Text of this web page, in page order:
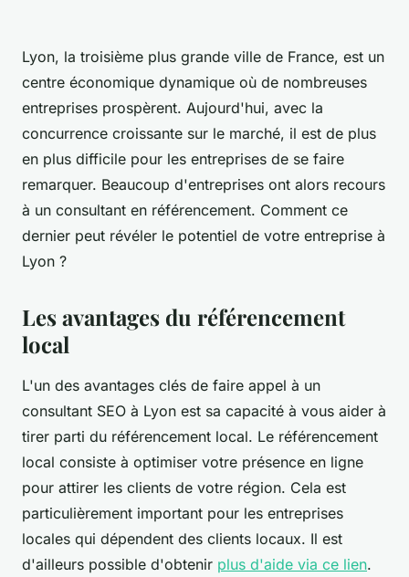
Lyon, la troisième plus grande ville de France, est un
centre économique dynamique où de nombreuses
entreprises prospèrent. Aujourd'hui, avec la
concurrence croissante sur le marché, il est de plus
en plus difficile pour les entreprises de se faire
remarquer. Beaucoup d'entreprises ont alors recours
à un consultant en référencement. Comment ce
dernier peut révéler le potentiel de votre entreprise à
Lyon ?
Les avantages du référencement
local
L'un des avantages clés de faire appel à un
consultant SEO à Lyon est sa capacité à vous aider à
tirer parti du référencement local. Le référencement
local consiste à optimiser votre présence en ligne
pour attirer les clients de votre région. Cela est
particulièrement important pour les entreprises
locales qui dépendent des clients locaux. Il est
d'ailleurs possible d'obtenir plus d'aide via ce lien.